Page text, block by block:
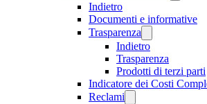
Indietro
Documenti e informative
Trasparenza
Indietro
Trasparenza
Prodotti di terzi parti
Indicatore dei Costi
Reclami